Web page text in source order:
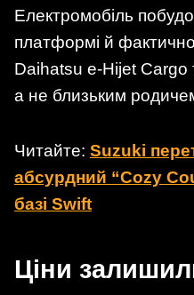
Електромобіль
платформі й
Daihatsu e-Hijet Cargo
а не близьким
Читайте: Suzuki
абсурдний “Cozy
базі Swift
Ціни